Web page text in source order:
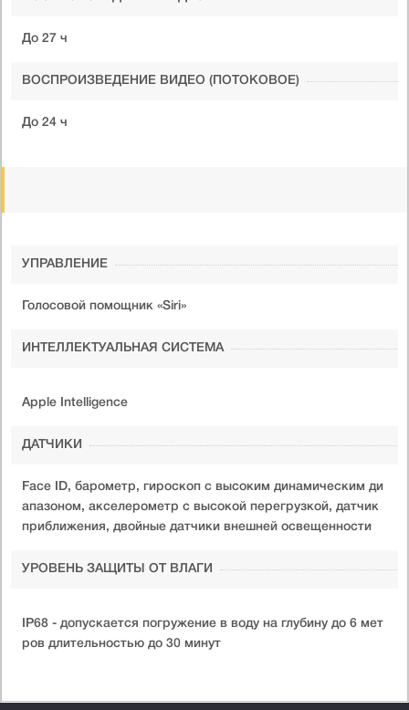
До 27 ч
ВОСПРОИЗВЕДЕНИЕ ВИДЕО (ПОТОКОВОЕ)
До 24 ч
УПРАВЛЕНИЕ
Голосовой помощник «Siri»
ИНТЕЛЛЕКТУАЛЬНАЯ СИСТЕМА
Apple Intelligence
ДАТЧИКИ
Face ID, барометр, гироскоп с высоким динамическим ди
апазоном, акселерометр с высокой перегрузкой, датчик
приближения, двойные датчики внешней освещенности
УРОВЕНЬ ЗАЩИТЫ ОТ ВЛАГИ
IP68 - допускается погружение в воду на глубину до 6 мет
ров длительностью до 30 минут